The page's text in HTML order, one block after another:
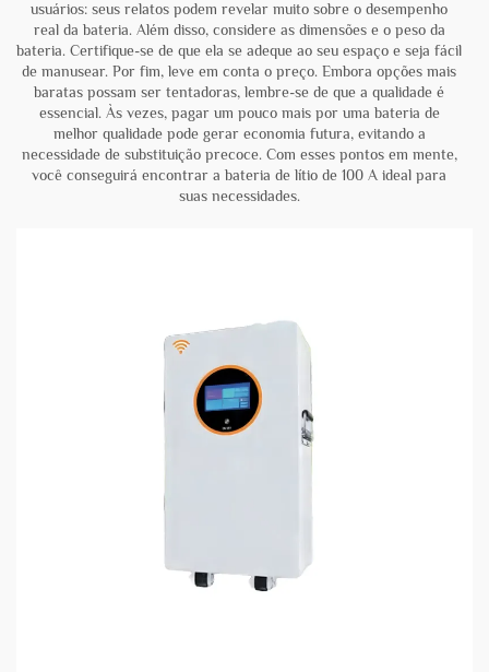
usuários: seus relatos podem revelar muito sobre o desempenho
real da bateria. Além disso, considere as dimensões e o peso da
bateria. Certifique-se de que ela se adeque ao seu espaço e seja fácil
de manusear. Por fim, leve em conta o preço. Embora opções mais
baratas possam ser tentadoras, lembre-se de que a qualidade é
essencial. Às vezes, pagar um pouco mais por uma bateria de
melhor qualidade pode gerar economia futura, evitando a
necessidade de substituição precoce. Com esses pontos em mente,
você conseguirá encontrar a bateria de lítio de 100 A ideal para
suas necessidades.